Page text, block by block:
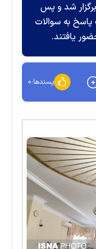
شد و پس
به سوالات
یافتند.
پسندها:۰